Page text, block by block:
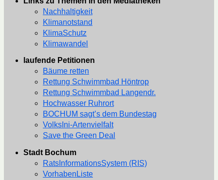
Nachhaltigkeit
Klimanotstand
KlimaSchutz
Klimawandel
laufende Petitionen
Bäume retten
Rettung Schwimmbad Höntrop
Rettung Schwimmbad Langendr.
Hochwasser Ruhrort
BOCHUM sagt’s dem Bundestag
VolksIni-Artenvielfalt
Save the Green Deal
Stadt Bochum
RatsInformationsSystem (RIS)
VorhabenListe